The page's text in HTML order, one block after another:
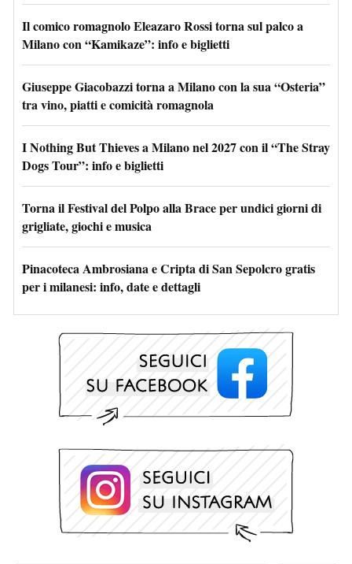
Il comico romagnolo Eleazaro Rossi torna sul palco a
Milano con “Kamikaze”: info e biglietti
Giuseppe Giacobazzi torna a Milano con la sua “Osteria”
tra vino, piatti e comicità romagnola
I Nothing But Thieves a Milano nel 2027 con il “The Stray
Dogs Tour”: info e biglietti
Torna il Festival del Polpo alla Brace per undici giorni di
grigliate, giochi e musica
Pinacoteca Ambrosiana e Cripta di San Sepolcro gratis
per i milanesi: info, date e dettagli